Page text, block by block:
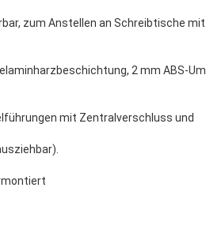
zum Anstellen an Schreibtische
2 mm ABS-
mit Zentralverschluss und